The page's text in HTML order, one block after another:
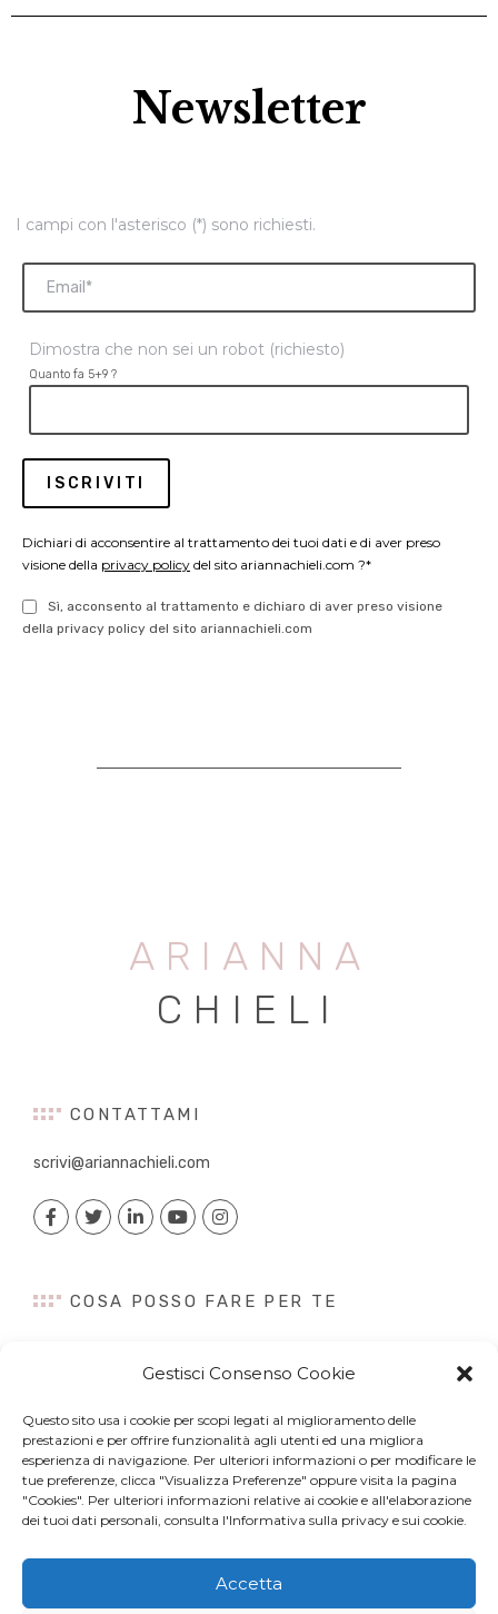
Gestisci Consenso Cookie
Questo sito usa i cookie per scopi legati al miglioramento delle
prestazioni e per offrire funzionalità agli utenti ed una migliora
esperienza di navigazione. Per ulteriori informazioni o per modificare le
tue preferenze, clicca "Visualizza Preferenze" oppure visita la pagina
"Cookies". Per ulteriori informazioni relative ai cookie e all'elaborazione
dei tuoi dati personali, consulta l'Informativa sulla privacy e sui cookie.
Accetta
Newsletter
I campi con l'asterisco (*) sono richiesti.
Dimostra che non sei un robot (richiesto)
Quanto fa 5+9 ?
Dichiari di acconsentire al trattamento dei tuoi dati e di aver preso
visione della privacy policy del sito ariannachieli.com ?*
Sì, acconsento al trattamento e dichiaro di aver preso visione
della privacy policy del sito ariannachieli.com
ARIANNA
CHIELI
CONTATTAMI
scrivi@ariannachieli.com
COSA POSSO FARE PER TE
Content Creation
Digital PR
Influencer Marketing
Newsletter